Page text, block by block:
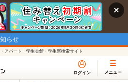
らせ
アパート・学生会館・学生寮検索サイト
ログイン メニュー